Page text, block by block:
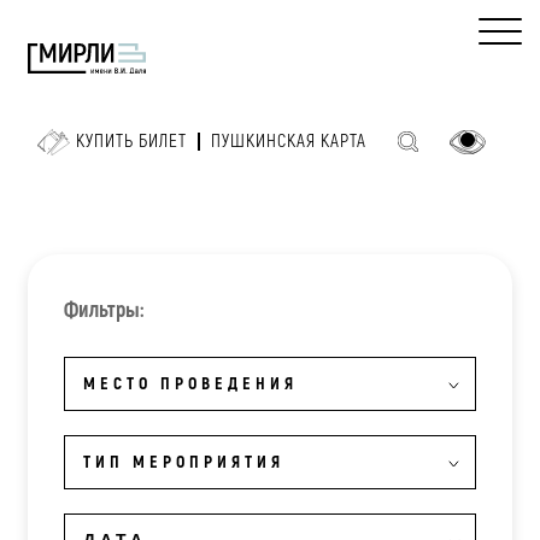
КУПИТЬ БИЛЕТ ПУШКИНСКАЯ КАРТА
Фильтры:
МЕСТО ПРОВЕДЕНИЯ
ТИП МЕРОПРИЯТИЯ